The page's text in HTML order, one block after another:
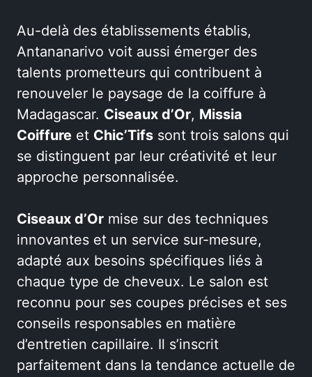
Au-delà des établissements établis,
Antananarivo voit aussi émerger des
talents prometteurs qui contribuent à
renouveler le paysage de la coiffure à
Madagascar. Ciseaux d’Or, Missia
Coiffure et Chic’Tifs sont trois salons qui
se distinguent par leur créativité et leur
approche personnalisée.
Ciseaux d’Or mise sur des techniques
innovantes et un service sur-mesure,
adapté aux besoins spécifiques liés à
chaque type de cheveux. Le salon est
reconnu pour ses coupes précises et ses
conseils responsables en matière
d’entretien capillaire. Il s’inscrit
parfaitement dans la tendance actuelle de